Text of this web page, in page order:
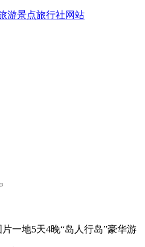
一地5天4晚“岛人行岛”豪华游